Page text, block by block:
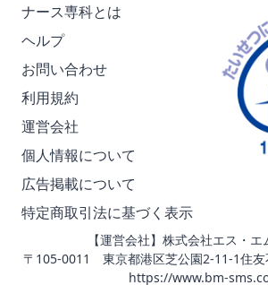
ナース専科とは
ヘルプ
お問い合わせ
利用規約
運営会社
個人情報について
広告掲載について
特定商取引法に基づく表示
【運営会社】株式会社エス・エ
〒105-0011 東京都港区芝公園2-11-1住友
https://www.bm-